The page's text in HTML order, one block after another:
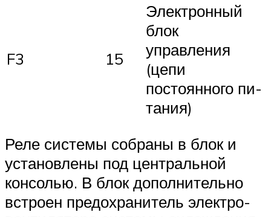
F3 15
Электронный
блок
управления
(цепи
постоянного пи­
тания)
Реле системы собраны в блок и
установлены под централь­ной
консолью. В блок дополнитель­но
встроен предохранитель электро­